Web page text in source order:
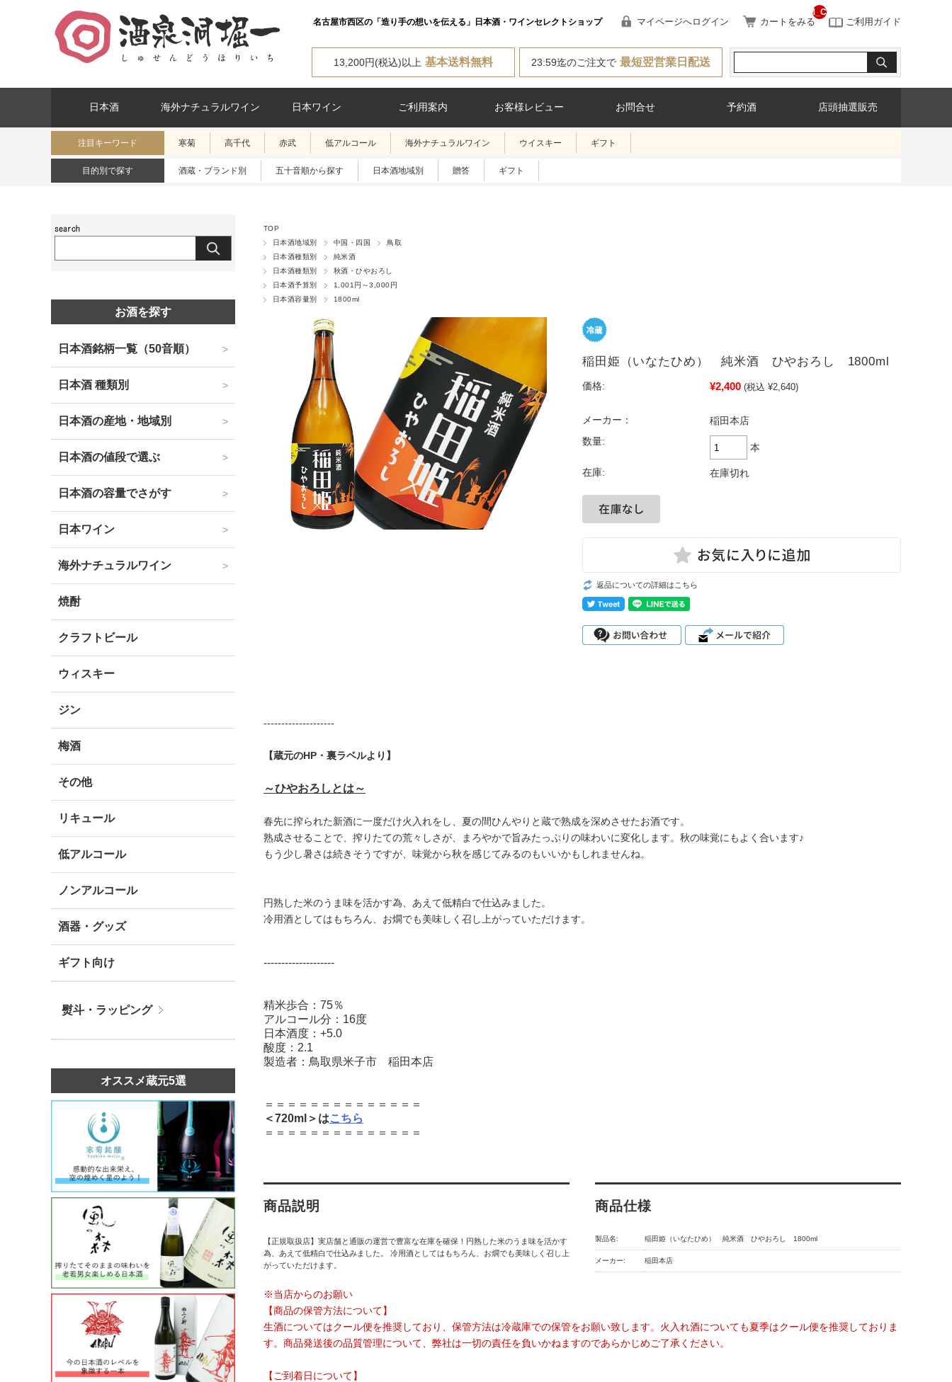
名古屋市西区の「造り手の想いを伝える」日本酒・ワインセレクトショップ マイページへログイン カートをみる
__ITM_CNT__
ご利用ガイド
13,200円(税込)以上 基本送料無料 23:59迄のご注文で 最短翌営業日配送
日本酒 海外ナチュラルワイン 日本ワイン ご利用案内 お客様レビュー お問合せ 予約酒 店頭抽選販売
注目キーワード 寒菊 高千代 赤武 低アルコール 海外ナチュラルワイン ウイスキー ギフト
目的別で探す 酒蔵・ブランド別 五十音順から探す 日本酒地域別 贈答 ギフト
TOP
日本酒地域別
中国・四国
鳥取
日本酒種類別
純米酒
日本酒種類別
秋酒・ひやおろし
日本酒予算別
1,001円～3,000円
日本酒容量別
1800ml
稲田姫（いなたひめ） 純米酒 ひやおろし 1800ml
価格: ¥2,400 (税込 ¥2,640)
メーカー：
稲田本店
数量:
本
在庫: 在庫切れ
返品についての詳細はこちら
--------------------
【蔵元のHP・裏ラベルより】
～ひやおろしとは～
春先に搾られた新酒に一度だけ火入れをし、夏の間ひんやりと蔵で熟成を深めさせたお酒です。
熟成させることで、搾りたての荒々しさが、まろやかで旨みたっぷりの味わいに変化します。秋の味覚にもよく合います♪
もう少し暑さは続きそうですが、味覚から秋を感じてみるのもいいかもしれませんね。
円熟した米のうま味を活かす為、あえて低精白で仕込みました。
冷用酒としてはもちろん、お燗でも美味しく召し上がっていただけます。
--------------------
精米歩合：75％
アルコール分：16度
日本酒度：+5.0
酸度：2.1
製造者：鳥取県米子市 稲田本店
＝＝＝＝＝＝＝＝＝＝＝＝＝＝
＜720ml＞はこちら
＝＝＝＝＝＝＝＝＝＝＝＝＝＝
商品説明
【正規取扱店】実店舗と通販の運営で豊富な在庫を確保！円熟した米のうま味を活かす
為、あえて低精白で仕込みました。 冷用酒としてはもちろん、お燗でも美味しく召し上
がっていただけます。
商品仕様
製品名: 稲田姫（いなたひめ） 純米酒 ひやおろし 1800ml
メーカー: 稲田本店
※当店からのお願い
【商品の保管方法について】
生酒についてはクール便を推奨しており、保管方法は冷蔵庫での保管をお願い致します。火入れ酒についても夏季はクール便を推奨しておりま
す。商品発送後の品質管理について、弊社は一切の責任を負いかねますのであらかじめご了承ください。
【ご到着日について】
お酒を探す
日本酒銘柄一覧（50音順）
日本酒 種類別
日本酒の産地・地域別
日本酒の値段で選ぶ
日本酒の容量でさがす
日本ワイン
海外ナチュラルワイン
焼酎
クラフトビール
ウィスキー
ジン
梅酒
その他
リキュール
低アルコール
ノンアルコール
酒器・グッズ
ギフト向け
熨斗・ラッピング
オススメ蔵元5選